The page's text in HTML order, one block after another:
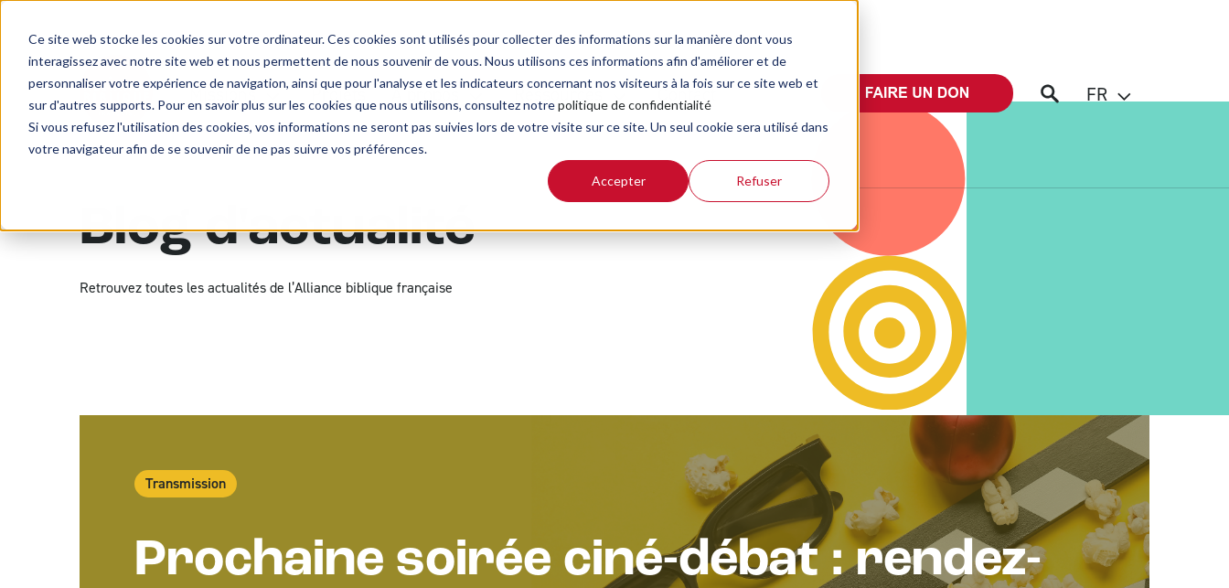
Ce site web stocke les cookies sur votre ordinateur. Ces cookies sont utilisés pour collecter des informations sur la manière dont vous
interagissez avec notre site web et nous permettent de nous souvenir de vous. Nous utilisons ces informations afin d'améliorer et de
personnaliser votre expérience de navigation, ainsi que pour l'analyse et les indicateurs concernant nos visiteurs à la fois sur ce site web et
sur d'autres supports. Pour en savoir plus sur les cookies que nous utilisons, consultez notrepolitique de confidentialité
Si vous refusez l'utilisation des cookies, vos informations ne seront pas suivies lors de votre visite sur ce site. Un seul cookie sera utilisé dans
votre navigateur afin de se souvenir de ne pas suivre vos préférences.
Accepter Refuser
Missions Projets À propos Ressources
Bible de la rue
Blog d'actualité
Inviter un intervenant
Réserver une exposition
Contact FR
Blog d'actualité
Retrouvez toutes les actualités de l’Alliance biblique française
Transmission
Prochaine soirée ciné-débat : rendez-